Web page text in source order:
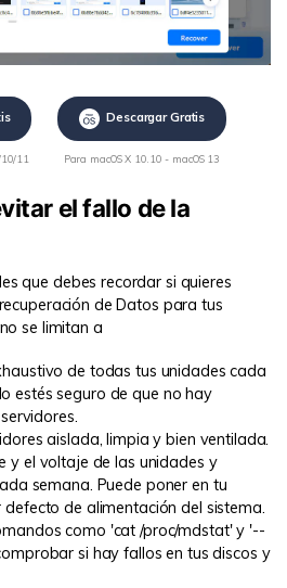
11
Descargar Gratis
Para macOS X 10.10 - macOS 13
el fallo de la
que debes recordar si quieres
de Datos para tus
se limitan a
de todas tus unidades cada
estés seguro de que no hay
aislada, limpia y bien ventilada.
y el voltaje de las unidades y
semana. Puede poner en tu
de alimentación del sistema.
como 'cat /proc/mdstat' y '--
si hay fallos en tus discos y